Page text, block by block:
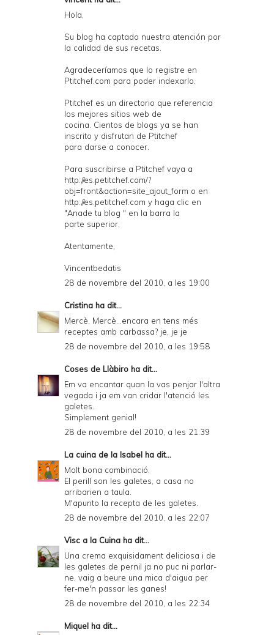
Hola,
Su blog ha captado nuestra atención por
la calidad de sus recetas.
Agradeceríamos que lo registre en
Ptitchef.com para poder indexarlo.
Ptitchef es un directorio que referencia
los mejores sitios web de
cocina. Cientos de blogs ya se han
inscrito y disfrutan de Ptitchef
para darse a conocer.
Para suscribirse a Ptitchef vaya a
http://es.petitchef.com/?
obj=front&action=site_ajout_form o en
http://es.petitchef.com y haga clic en
"Anade tu blog " en la barra la
parte superior.
Atentamente,
Vincentbedatis
28 de novembre del 2010, a les 19:00
Cristina ha dit...
Mercè, Mercè...encara en tens més
receptes amb carbassa? je, je je
28 de novembre del 2010, a les 19:58
Coses de Llàbiro ha dit...
Em va encantar quan la vas penjar l'altra
vegada i ja em van cridar l'atenció les
galetes.
Simplement genial!
28 de novembre del 2010, a les 21:39
La cuina de la Isabel ha dit...
Molt bona combinació.
El perill son les galetes, a casa no
arribarien a taula.
M'apunto la recepta de les galetes.
28 de novembre del 2010, a les 22:07
Visc a la Cuina ha dit...
Una crema exquisidament deliciosa i de
les galetes de pernil ja no puc ni parlar-
ne, vaig a beure una mica d'aigua per
fer-me'n passar les ganes!
28 de novembre del 2010, a les 22:34
Miquel ha dit...